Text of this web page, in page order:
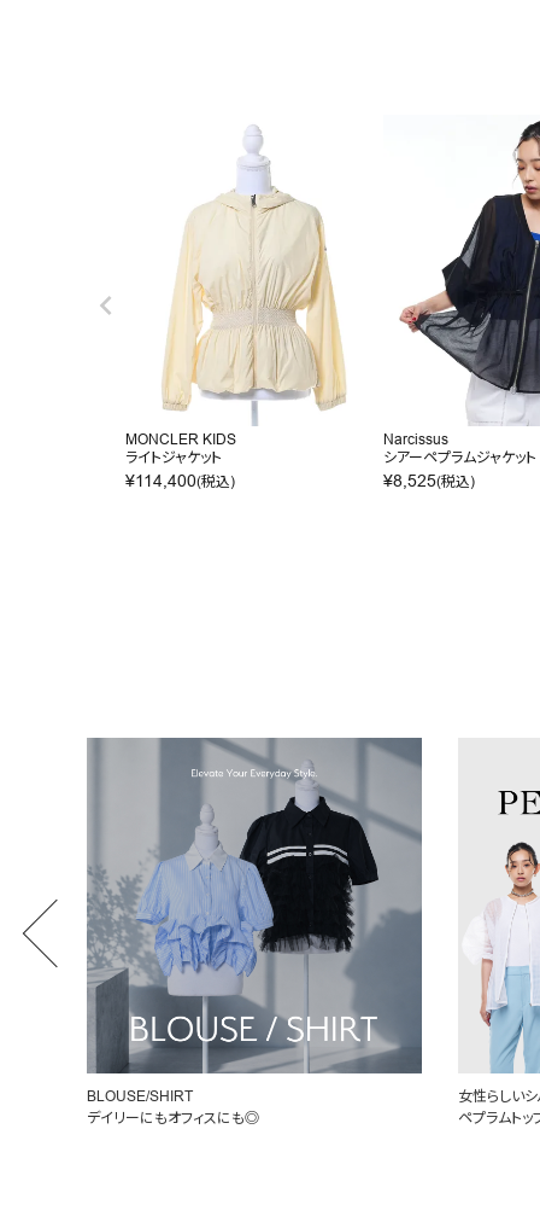
MONCLER KIDS
ライトジャケット
¥114,400(税込)
Narcissus
シアーペプラムジャケット
¥8,525(税込)
女性らしいシルエットを引き立てる
ペプラムトップス
定番を、自分
頼れるデニ